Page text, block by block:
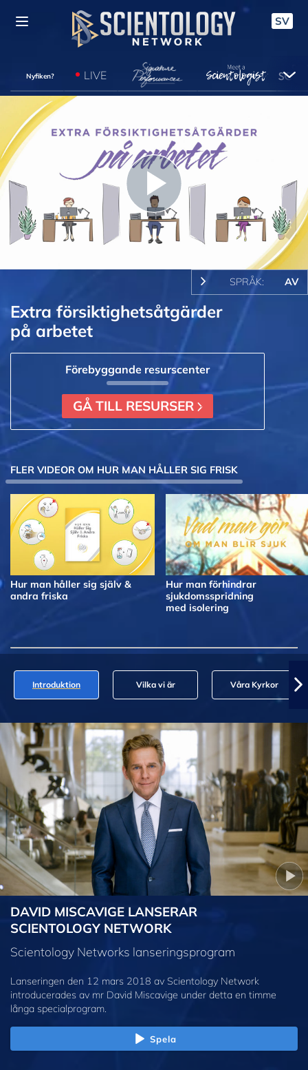
SV
Nyfiken? LIVE
Play
Video
SPRÅK: AV
Extra försiktighetsåtgärder
på arbetet
Förebyggande resurscenter
GÅ TILL RESURSER
FLER VIDEOR OM HUR MAN HÅLLER SIG FRISK
Hur man håller sig själv &
andra friska
Hur man förhindrar
sjukdomsspridning
med isolering
Introduktion Vilka vi är Våra Kyrkor
DAVID MISCAVIGE LANSERAR
SCIENTOLOGY NETWORK
Scientology Networks lanseringsprogram
Lanseringen den 12 mars 2018 av Scientology Network
introducerades av mr David Miscavige under detta en timme
långa specialprogram.
Spela